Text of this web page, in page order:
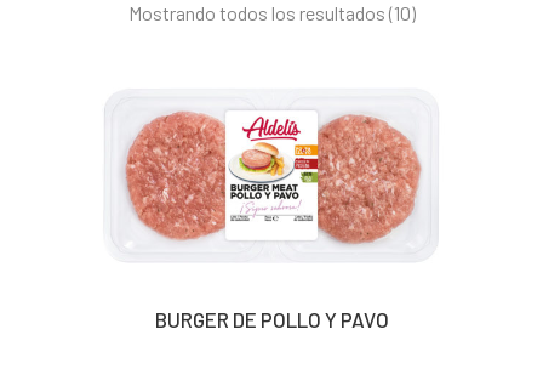
Mostrando todos los resultados (10)
BURGER DE POLLO Y PAVO